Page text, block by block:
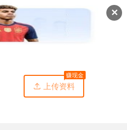
✕
 上传资料
赚现金